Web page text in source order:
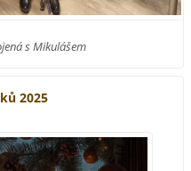
s Mikulášem
2025